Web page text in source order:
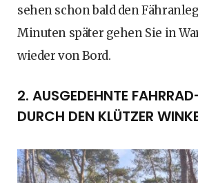
sehen schon bald den
Minuten später gehen Sie in
wieder von Bord.
2. AUSGEDEHNTE
DURCH DEN KLÜTZER